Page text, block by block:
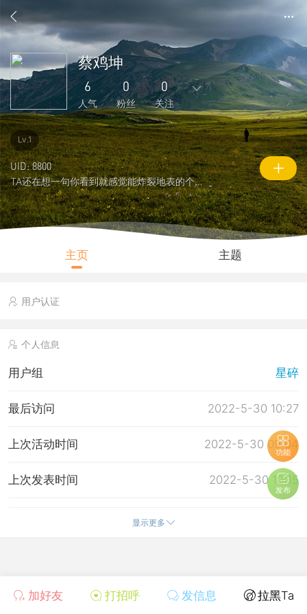
加好友 打招呼 发信息 拉黑Ta
蔡鸡坤
6
人气
0
粉丝
0
关注
7
主题
3
回复
0
好友
0
粉丝
0
关注
0
说说
6
人气
100
积分
Lv.1
UID: 8800
TA还在想一句你看到就感觉能炸裂地表的个性签名
主页 主题
用户认证
个人信息
用户组 星碎
2022-5-30 10:27
最后访问
2022-5-30 09:04
上次活动时间
2022-5-30 10:15
上次发表时间
显示更多
功能
发布